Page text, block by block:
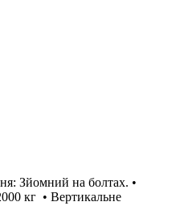
Зйомний на болтах. •
кг • Вертикальне